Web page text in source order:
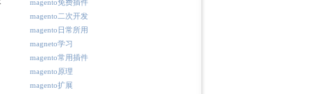
magento免费插件
magento二次开发
magento日常所用
magneto学习
magento常用插件
magento原理
magento扩展